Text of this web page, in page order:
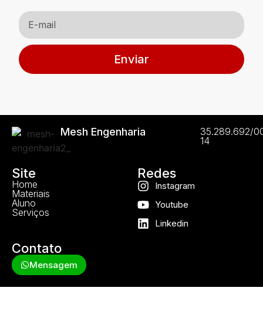
Enviar
Mesh Engenharia
35.289.692/
14
Site
Home
Materiais
Aluno
Serviços
Redes
Instagram
Youtube
Linkedin
Contato
Mensagem